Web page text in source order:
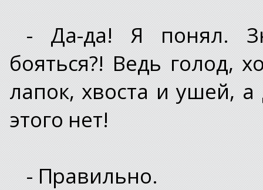
- Да-да! Я понял.
бояться?! Ведь голод,
лапок, хвоста и ушей, а
этого нет!
- Правильно.